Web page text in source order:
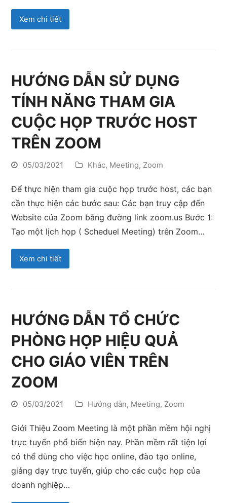
Xem chi tiết
HƯỚNG DẪN SỬ DỤNG
TÍNH NĂNG THAM GIA
CUỘC HỌP TRƯỚC HOST
TRÊN ZOOM
05/03/2021 Khác, Meeting, Zoom
Để thực hiện tham gia cuộc họp trước host, các bạn
cần thực hiện các bước sau: Các bạn truy cập đến
Website của Zoom bằng đường link zoom.us Bước 1:
Tạo một lịch họp ( Scheduel Meeting) trên Zoom…
Xem chi tiết
HƯỚNG DẪN TỔ CHỨC
PHÒNG HỌP HIỆU QUẢ
CHO GIÁO VIÊN TRÊN
ZOOM
05/03/2021 Hướng dẫn, Meeting, Zoom
Giới Thiệu Zoom Meeting là một phần mềm hội nghị
trực tuyến phổ biến hiện nay. Phần mềm rất tiện lợi
có thể dùng cho việc học online, đào tạo online,
giảng dạy trực tuyến, giúp cho các cuộc họp của
doanh nghiệp…